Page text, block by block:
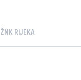
ŽNK RIJEKA